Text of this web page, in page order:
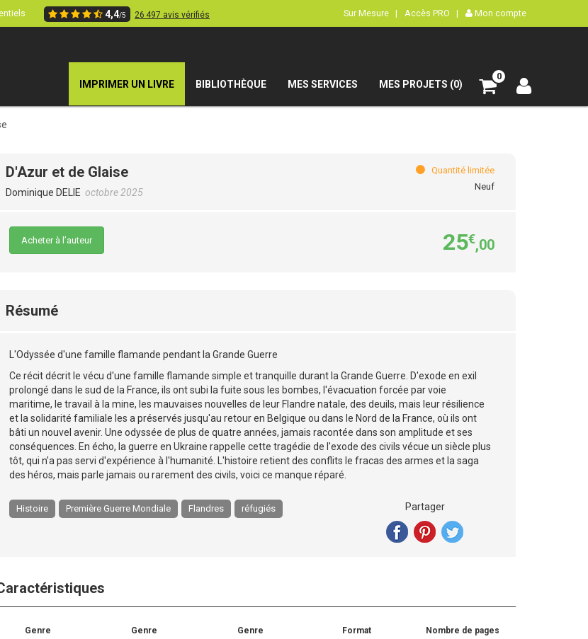
4,4/5 26 497 avis vérifiés Sur Mesure | Accès PRO | Mon compte
IMPRIMER UN LIVRE BIBLIOTHÈQUE MES SERVICES MES PROJETS (0)
0
D'Azur et de Glaise
Dominique DELIE octobre 2025
Quantité limitée
Neuf
Acheter à l’auteur 25€,00
Résumé
L'Odyssée d'une famille flamande pendant la Grande Guerre
Ce récit décrit le vécu d'une famille flamande simple et tranquille durant la Grande Guerre. D'exode en exil
prolongé dans le sud de la France, ils ont subi la fuite sous les bombes, l'évacuation forcée par voie
maritime, le travail à la mine, les mauvaises nouvelles de leur Flandre natale, des deuils, mais leur résilience
et la solidarité familiale les a préservés jusqu'au retour en Belgique ou dans le Nord de la France, où ils ont
bâti un nouvel avenir. Une odyssée de plus de quatre années, jamais racontée dans son amplitude et ses
conséquences. En écho, la guerre en Ukraine rappelle cette tragédie de l'exode des civils vécue un siècle plus
tôt, qui n'a pas servi d'expérience à l'humanité. L'histoire retient des conflits le fracas des armes et la saga
des héros, mais parle jamais ou rarement des civils, voici ce manque réparé.
Histoire Première Guerre Mondiale Flandres réfugiés Partager
Genre Genre Genre Format Nombre de pages